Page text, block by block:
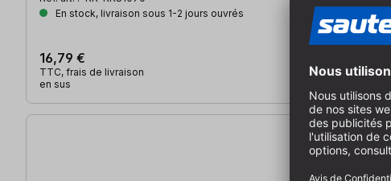
En stock, livraison sous 1-2 jours ouvrés
16,79 €
TTC, frais de livraison
en sus